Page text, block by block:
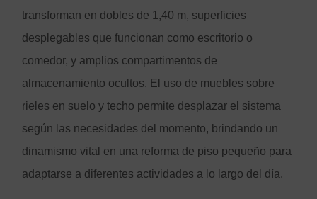
transforman en dobles de 1,40 m, superficies
desplegables que funcionan como escritorio o
comedor, y amplios compartimentos de
almacenamiento ocultos. El uso de muebles sobre
rieles en suelo y techo permite desplazar el sistema
según las necesidades del momento, brindando un
dinamismo vital en una reforma de piso pequeño para
adaptarse a diferentes actividades a lo largo del día.